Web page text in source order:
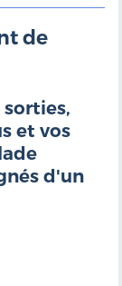
de
et vos
d'un